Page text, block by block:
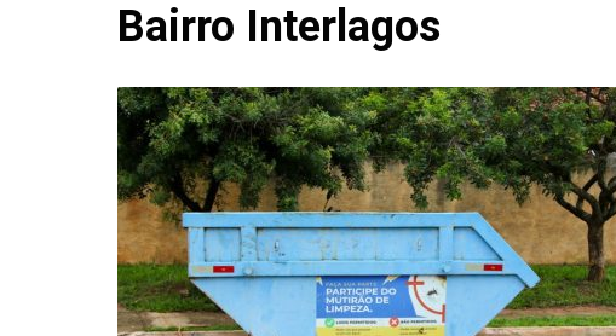
Bairro Interlagos